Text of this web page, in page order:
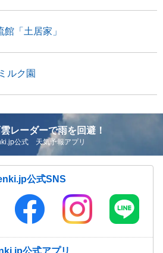
「土居家」
ルク園
レーダーで雨を回避！
公式 天気予報アプリ
公式SNS
公式アプリ